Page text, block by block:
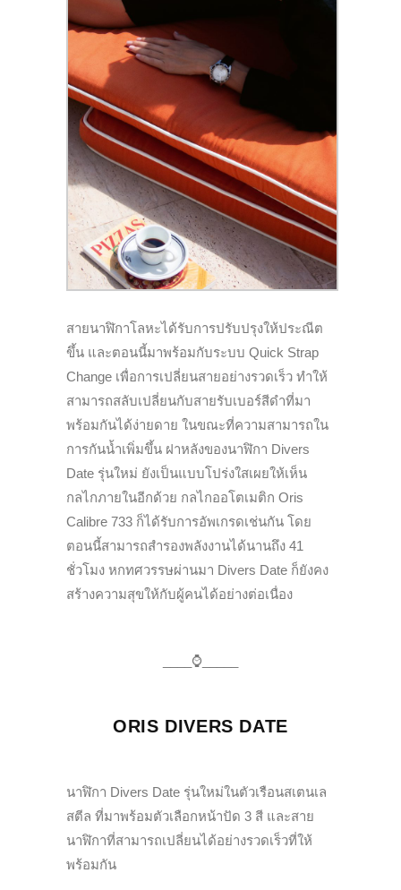
สายนาฬิกาโลหะได้รับการปรับปรุงให้ประณีต
ขึ้น และตอนนี้มาพร้อมกับระบบ Quick Strap
Change เพื่อการเปลี่ยนสายอย่างรวดเร็ว ทำให้
สามารถสลับเปลี่ยนกับสายรับเบอร์สีดำที่มา
พร้อมกันได้ง่ายดาย ในขณะที่ความสามารถใน
การกันน้ำเพิ่มขึ้น ฝาหลังของนาฬิกา Divers
Date รุ่นใหม่ ยังเป็นแบบโปร่งใสเผยให้เห็น
กลไกภายในอีกด้วย กลไกออโตเมติก Oris
Calibre 733 ก็ได้รับการอัพเกรดเช่นกัน โดย
ตอนนี้สามารถสำรองพลังงานได้นานถึง 41
ชั่วโมง หกทศวรรษผ่านมา Divers Date ก็ยังคง
สร้างความสุขให้กับผู้คนได้อย่างต่อเนื่อง
⌚️_____
ORIS DIVERS DATE
นาฬิกา Divers Date รุ่นใหม่ในตัวเรือนสเตนเล
สตีล ที่มาพร้อมตัวเลือกหน้าปัด 3 สี และสาย
นาฬิกาที่สามารถเปลี่ยนได้อย่างรวดเร็วที่ให้
พร้อมกัน